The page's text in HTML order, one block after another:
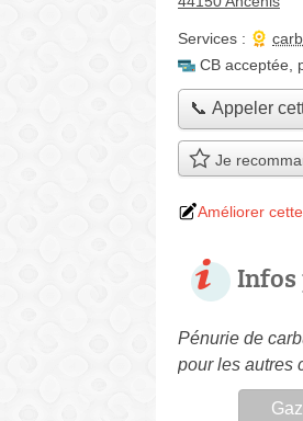
Services :
CB acceptée
📞 Appeler
Je
Améliorer
Infos
Pénurie de
pour les autres